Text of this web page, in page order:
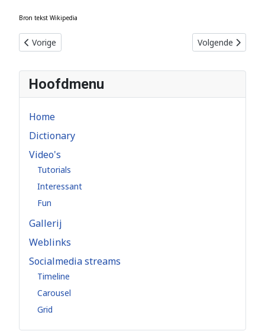
Bron tekst Wikipedia
Vorig artikel: Zonsondergang
Vorige Volgende artikel:
Volgende
Hoofdmenu
Home
Dictionary
Video's
Tutorials
Interessant
Fun
Gallerij
Weblinks
Socialmedia streams
Timeline
Carousel
Grid